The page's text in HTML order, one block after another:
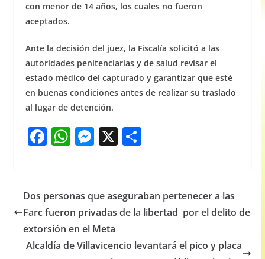
con menor de 14 años, los cuales no fueron
aceptados.
Ante la decisión del juez, la Fiscalía solicitó a las
autoridades penitenciarias y de salud revisar el
estado médico del capturado y garantizar que esté
en buenas condiciones antes de realizar su traslado
al lugar de detención.
F
e
b
o
o
W
s
A
p
p
M
e
n
g
er
X S
e
Dos personas que aseguraban pertenecer a las
Farc fueron privadas de la libertad por el delito de
extorsión en el Meta
Alcaldía de Villavicencio levantará el pico y placa